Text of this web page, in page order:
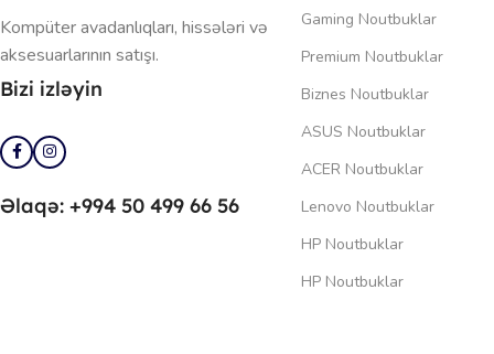
Kompüter avadanlıqları, hissələri və
aksesuarlarının satışı.
Bizi izləyin
Əlaqə: +994 50 499 66 56
Gaming Noutbuklar
Premium Noutbuklar
Biznes Noutbuklar
ASUS Noutbuklar
ACER Noutbuklar
Lenovo Noutbuklar
HP Noutbuklar
HP Noutbuklar